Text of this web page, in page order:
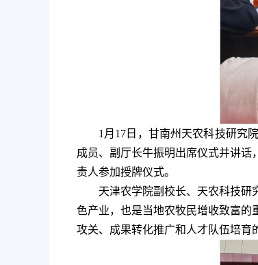
1月17日，甘南州天农科技研究
成员、副厅长牛振明出席仪式并讲
责人参加授牌仪式。
天津农学院副校长、天农科技研
色产业，也是当地农牧民增收致富的
攻关、成果转化推广和人才队伍培育